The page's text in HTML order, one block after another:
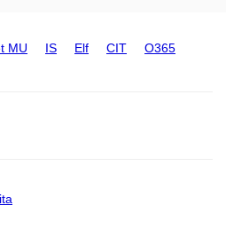
MU IS Elf CIT O365